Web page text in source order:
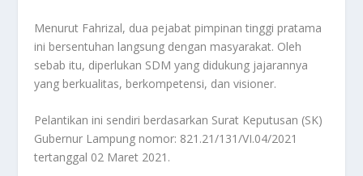
Menurut Fahrizal, dua pejabat pimpinan tinggi pratama
ini bersentuhan langsung dengan masyarakat. Oleh
sebab itu, diperlukan SDM yang didukung jajarannya
yang berkualitas, berkompetensi, dan visioner.
Pelantikan ini sendiri berdasarkan Surat Keputusan (SK)
Gubernur Lampung nomor: 821.21/131/VI.04/2021
tertanggal 02 Maret 2021.